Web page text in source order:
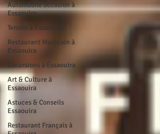
Automobile occasion à
Essaouira
Terrain à Essaouira
Restaurant Marocain à
Essaouira
Excursions à Essaouira
Art & Culture à
Essaouira
Astuces & Conseils
Essaouira
Restaurant Français à